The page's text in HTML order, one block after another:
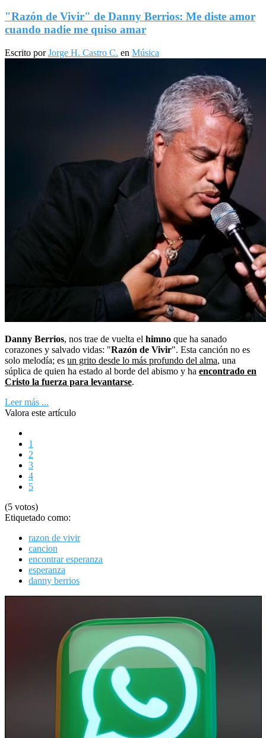
"Razón de Vivir" de Danny Berrios: Me diste amor
cuando nadie me quiso amar
Escrito porJorge H. Castro C. en Música
Danny Berrios, nos trae de vuelta el himno que ha sanado
corazones y salvado vidas: "Razón de Vivir". Esta canción no es
solo melodía; es un grito desde lo más profundo del alma, una
súplica de quien ha estado al borde del abismo y ha encontrado en
Cristo la fuerza para levantarse.
Leer más ...
Valora este artículo
1
2
3
4
5
(5 votos)
Etiquetado como:
razon de vivir
cancion
encontrar esperanza
esperanza
danny berrios